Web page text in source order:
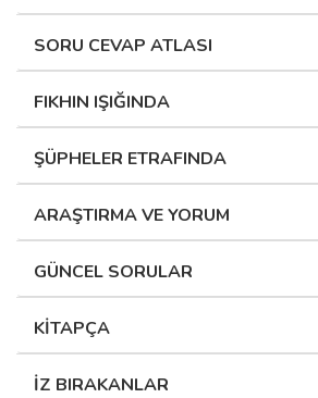
SORU CEVAP ATLASI
FIKHIN IŞIĞINDA
ŞÜPHELER ETRAFINDA
ARAŞTIRMA VE YORUM
GÜNCEL SORULAR
KİTAPÇA
İZ BIRAKANLAR